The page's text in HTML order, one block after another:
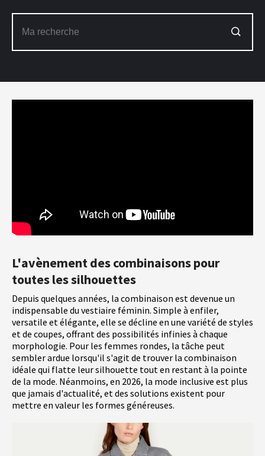
L'avènement des combinaisons pour
toutes les silhouettes
Depuis quelques années, la combinaison est devenue un
indispensable du vestiaire féminin. Simple à enfiler,
versatile et élégante, elle se décline en une variété de styles
et de coupes, offrant des possibilités infinies à chaque
morphologie. Pour les femmes rondes, la tâche peut
sembler ardue lorsqu'il s'agit de trouver la combinaison
idéale qui flatte leur silhouette tout en restant à la pointe
de la mode. Néanmoins, en 2026, la mode inclusive est plus
que jamais d'actualité, et des solutions existent pour
mettre en valeur les formes généreuses.